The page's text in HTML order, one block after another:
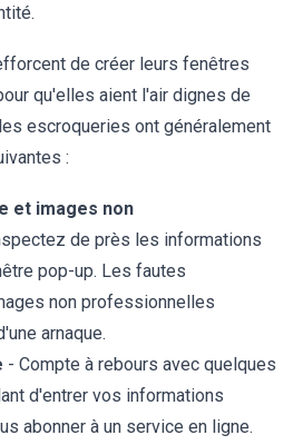
de créer leurs fenêtres
qu'elles aient l'air dignes de
escroqueries ont généralement
:
et images non
de près les informations
pop-up. Les fautes
non professionnelles
arnaque.
- Compte à rebours avec quelques
d'entrer vos informations
abonner à un service en ligne.